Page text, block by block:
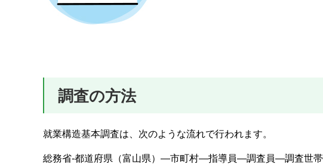
調査の方法
就業構造基本調査は、次のような流れで行われます。
総務省-都道府県（富山県）―市町村―指導員―調査員―調査世帯